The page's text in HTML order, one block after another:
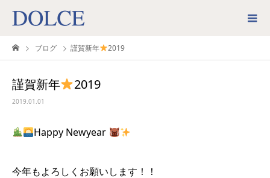
ブログ 謹賀新年 2019
謹賀新年 2019
2019.01.01
Happy Newyear
今年もよろしくお願いします！！